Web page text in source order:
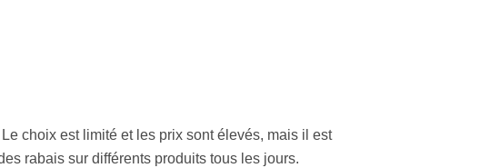
choix est limité et les prix sont élevés, mais il est
rabais sur différents produits tous les jours.